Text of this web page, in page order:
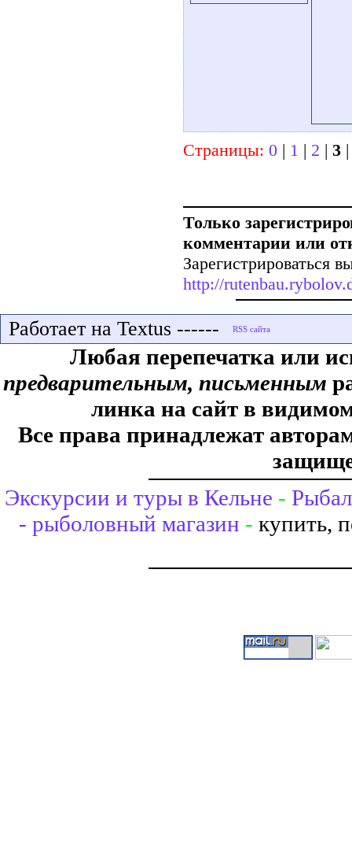
Страницы: 0 | 1 | 2 | 3
Только
комментарии или
Зарегистрироваться
http://
Работает на Textus ------
Любая перепечатка или
предварительным, письменным
линка на сайт в
Все права принадлежат
Экскурсии и туры в Кельне -
- рыболовный магазин - купить,